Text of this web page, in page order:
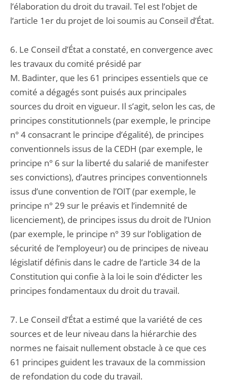
l’élaboration du droit du travail. Tel est l’objet de
l’article 1er du projet de loi soumis au Conseil d’État.
6. Le Conseil d’État a constaté, en convergence avec
les travaux du comité présidé par
M. Badinter, que les 61 principes essentiels que ce
comité a dégagés sont puisés aux principales
sources du droit en vigueur. Il s’agit, selon les cas, de
principes constitutionnels (par exemple, le principe
n° 4 consacrant le principe d’égalité), de principes
conventionnels issus de la CEDH (par exemple, le
principe n° 6 sur la liberté du salarié de manifester
ses convictions), d’autres principes conventionnels
issus d’une convention de l’OIT (par exemple, le
principe n° 29 sur le préavis et l’indemnité de
licenciement), de principes issus du droit de l’Union
(par exemple, le principe n° 39 sur l’obligation de
sécurité de l’employeur) ou de principes de niveau
législatif définis dans le cadre de l’article 34 de la
Constitution qui confie à la loi le soin d’édicter les
principes fondamentaux du droit du travail.
7. Le Conseil d’État a estimé que la variété de ces
sources et de leur niveau dans la hiérarchie des
normes ne faisait nullement obstacle à ce que ces
61 principes guident les travaux de la commission
de refondation du code du travail.